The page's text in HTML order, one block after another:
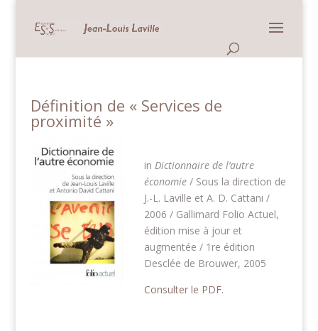
Définition de « Services de
proximité »
in Dictionnaire de l’autre
économie/ Sous la direction de
J.-L. Laville et A. D. Cattani /
2006 / Gallimard Folio Actuel,
édition mise à jour et
augmentée / 1re édition
Desclée de Brouwer, 2005
Consulter le PDF.